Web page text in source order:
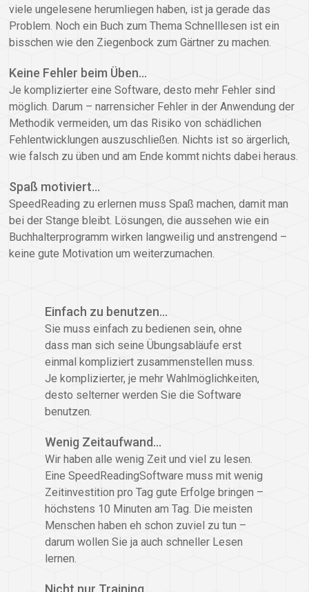
viele ungelesene herumliegen haben, ist ja gerade das
Problem. Noch ein Buch zum Thema Schnelllesen ist ein
bisschen wie den Ziegenbock zum Gärtner zu machen.
Keine Fehler beim Üben…
Je komplizierter eine Software, desto mehr Fehler sind
möglich. Darum – narrensicher Fehler in der Anwendung der
Methodik vermeiden, um das Risiko von schädlichen
Fehlentwicklungen auszuschließen. Nichts ist so ärgerlich,
wie falsch zu üben und am Ende kommt nichts dabei heraus.
Spaß motiviert…
SpeedReading zu erlernen muss Spaß machen, damit man
bei der Stange bleibt. Lösungen, die aussehen wie ein
Buchhalterprogramm wirken langweilig und anstrengend –
keine gute Motivation um weiterzumachen.
Einfach zu benutzen…
Sie muss einfach zu bedienen sein, ohne
dass man sich seine Übungsabläufe erst
einmal kompliziert zusammenstellen muss.
Je komplizierter, je mehr Wahlmöglichkeiten,
desto selterner werden Sie die Software
benutzen.
Wenig Zeitaufwand…
Wir haben alle wenig Zeit und viel zu lesen.
Eine SpeedReadingSoftware muss mit wenig
Zeitinvestition pro Tag gute Erfolge bringen –
höchstens 10 Minuten am Tag. Die meisten
Menschen haben eh schon zuviel zu tun –
darum wollen Sie ja auch schneller Lesen
lernen.
Nicht nur Training…